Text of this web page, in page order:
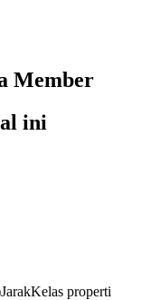
Member
ini
JarakKelas properti